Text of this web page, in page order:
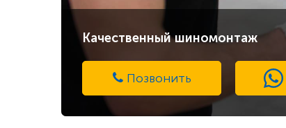
Качественный шиномонтаж
Позвонить